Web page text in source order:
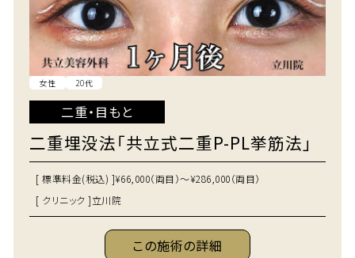
女性 20代
二重・目もと
二重埋没法「共立式二重P-PL挙筋法」
[ 標準料金(税込) ]¥66,000（両目）～¥286,000（両目）
[ クリニック ]立川院
この施術の詳細